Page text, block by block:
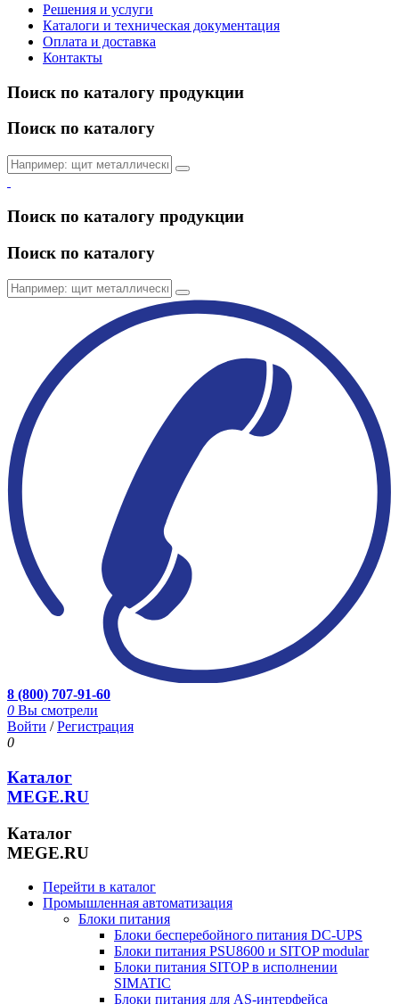
Решения и услуги
Каталоги и техническая документация
Оплата и доставка
Контакты
Поиск по каталогу продукции
Поиск по каталогу
Поиск по каталогу продукции
Поиск по каталогу
8 (800) 707-91-60
0 Вы смотрели
Войти /Регистрация
0
Каталог
MEGE.RU
Каталог
MEGE.RU
Перейти в каталог
Промышленная автоматизация
Блоки питания
Блоки бесперебойного питания DC-UPS
Блоки питания PSU8600 и SITOP modular
Блоки питания SITOP в исполнении
SIMATIC
Блоки питания для AS-интерфейса